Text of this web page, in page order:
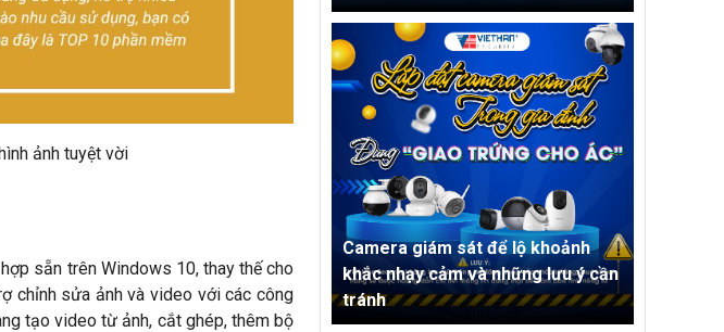
ảnh tuyệt vời
sẵn trên Windows 10, thay thế cho
chỉnh sửa ảnh và video với các công
tạo video từ ảnh, cắt ghép, thêm bộ
Camera giám sát để lộ khoảnh
khắc nhạy cảm và những lưu ý cần
tránh